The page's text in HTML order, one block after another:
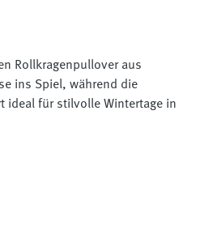
Rollkragenpullover aus
ins Spiel, während die
ideal für stilvolle Wintertage in